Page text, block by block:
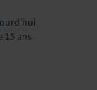
15 ans